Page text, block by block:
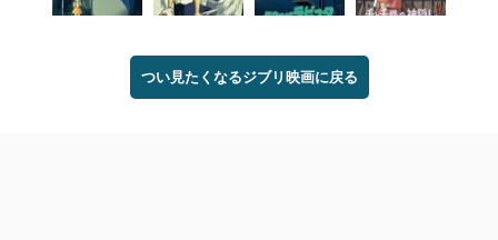
つい見たくなるジブリ映画に戻る